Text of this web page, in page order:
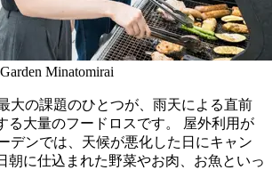
Minatomirai
大の課題のひとつが、雨天による直前
る大量のフードロスです。 屋外利用が
デンでは、天候が悪化した日にキャン
朝に仕込まれた野菜やお肉、お魚といっ